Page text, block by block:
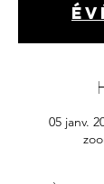
05 janv.